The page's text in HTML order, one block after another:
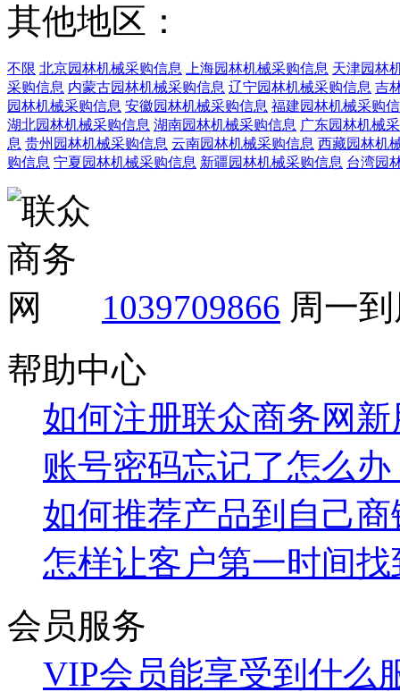
其他地区：
不限 北京园林机械采购信息 上海园林机械采购信息 天津园林
采购信息 内蒙古园林机械采购信息 辽宁园林机械采购信息 吉
园林机械采购信息 安徽园林机械采购信息 福建园林机械采购
湖北园林机械采购信息 湖南园林机械采购信息 广东园林机械
息 贵州园林机械采购信息 云南园林机械采购信息 西藏园林机
购信息 宁夏园林机械采购信息 新疆园林机械采购信息 台湾园
1039709866 周一
帮助中心
如何注册联众商务网
账号密码忘记了怎么办
如何推荐产品到自己
怎样让客户第一时间
会员服务
VIP会员能享受到什么